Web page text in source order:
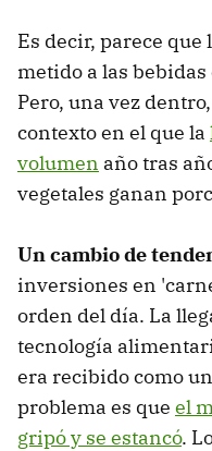
Es decir, parece
metido a las bebidas
Pero, una vez
contexto en el que la
volumen año tras
vegetales ganan
Un cambio de
inversiones en
orden del día. La
tecnología
era recibido como
problema es que el
gripó y se estancó.